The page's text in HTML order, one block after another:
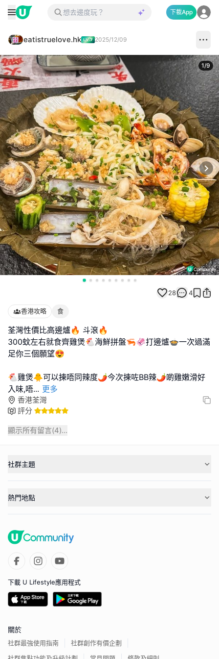
下載App
eatistruelove.hk 2025/12/09
1/9
28 4
香港攻略 食
荃灣性價比高邊爐🔥 斗滾🔥
300蚊左右就食齊雞煲🐔海鮮拼盤🦐🦑打邊爐🍲一次過滿
足你三個願望😍
🐔雞煲🐥可以揀唔同辣度🌶️今次揀咗BB辣🌶️啲雞嫩滑好
入味,唔... 更多
香港荃灣
評分
顯示所有留言(4)...
社群主題
熱門地點
下載 U Lifestyle應用程式
關於
社群最強使用指南
社群創作有價企劃